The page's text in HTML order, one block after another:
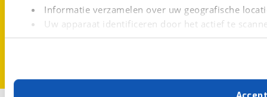
Informatie verzamelen over uw geografische
Uw apparaat identificeren door het actief te
Lees meer over hoe uw persoonlijke gegevens worden
Met cookies en vergelijkbare technieken zorgen we
Over viaBOVAG.nlDisclaimer- en Privacyverklaring
Cookievoorkeuren
Vacatures